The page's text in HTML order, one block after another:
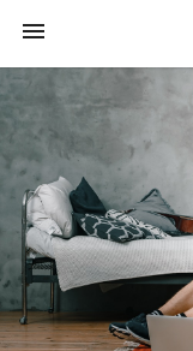
カルチャー